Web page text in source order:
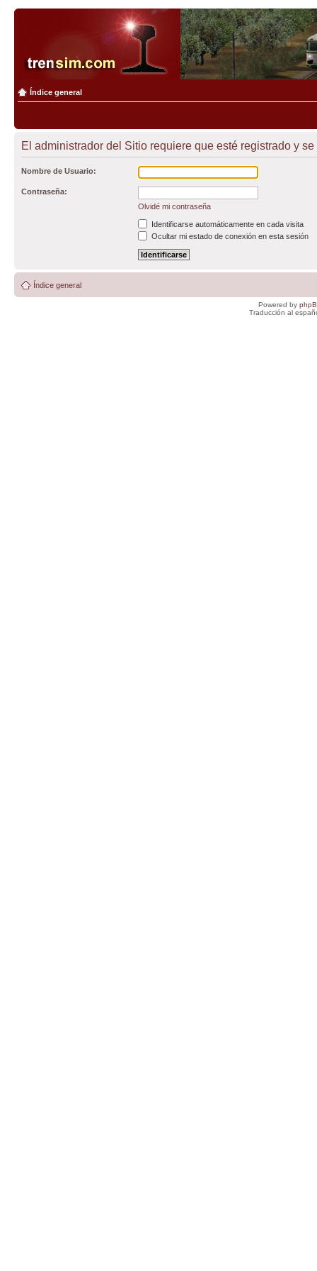
Índice general
El administrador del Sitio requiere que esté registrado y
Nombre de Usuario:
Contraseña:
Olvidé mi contraseña
Identificarse automáticamente en cada visita
Ocultar mi estado de conexión en esta sesión
Índice general
Powered by
Traducción al